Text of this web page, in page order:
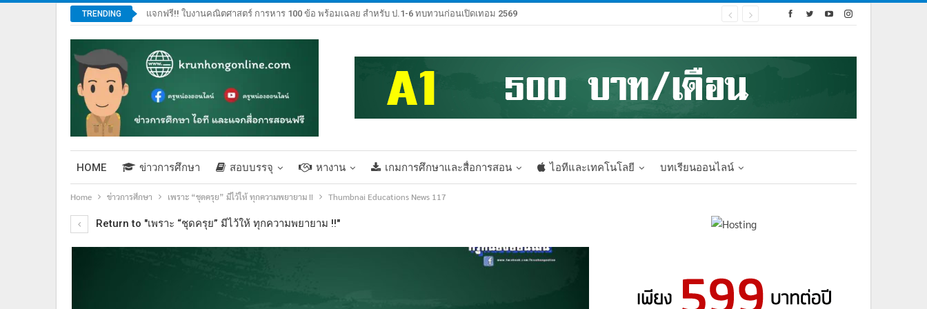
TRENDING แจกฟรี!! ใบงานคณิตศาสตร์ การหาร 100 ข้อ พร้อมเฉลย สำหรับ ป.1-6 ทบทวนก่อนเปิดเทอม 2569
HOME ข่าวการศึกษา สอบบรรจุ หางาน เกมการศึกษาและสื่อการสอน ไอทีและเทคโนโลยี บทเรียนออนไลน์
Home ข่าวการศึกษา เพราะ “ชุดครุย” มีไว้ให้ ทุกความพยายาม !! Thumbnai Educations News 117
Return to "เพราะ “ชุดครุย” มีไว้ให้ ทุกความพยายาม !!"